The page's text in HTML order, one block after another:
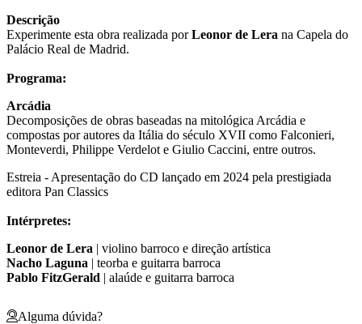
Descrição
Experimente esta obra realizada porLeonor de Lera na Capela do
Palácio Real de Madrid.
Programa:
Arcádia
Decomposições de obras baseadas na mitológica Arcádia e
compostas por autores da Itália do século XVII como Falconieri,
Monteverdi, Philippe Verdelot e Giulio Caccini, entre outros.
Estreia - Apresentação do CD lançado em 2024 pela prestigiada
editora Pan Classics
Intérpretes:
Leonor de Lera | violino barroco e direção artística
Nacho Laguna | teorba e guitarra barroca
Pablo FitzGerald | alaúde e guitarra barroca
Alguma dúvida?